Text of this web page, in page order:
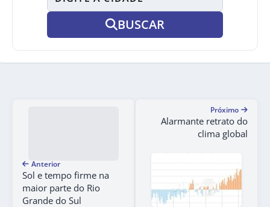
BUSCAR
Anterior
Sol e tempo firme na
maior parte do Rio
Grande do Sul
Próximo
Alarmante retrato do
clima global